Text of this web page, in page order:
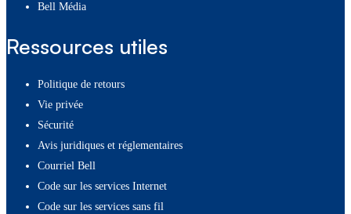
Bell Média
Ressources utiles
Politique de retours
Vie privée
Sécurité
Avis juridiques et réglementaires
Courriel Bell
Code sur les services Internet
Code sur les services sans fil